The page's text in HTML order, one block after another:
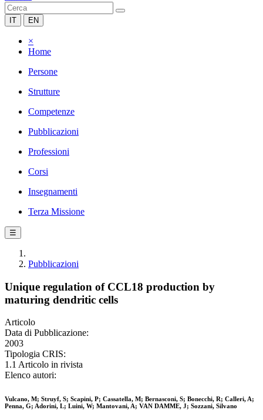
IT EN
×
Home
Persone
Strutture
Competenze
Pubblicazioni
Professioni
Corsi
Insegnamenti
Terza Missione
☰
Pubblicazioni
Unique regulation of CCL18 production by
maturing dendritic cells
Articolo
Data di Pubblicazione:
2003
Tipologia CRIS:
1.1 Articolo in rivista
Elenco autori:
Vulcano, M; Struyf, S; Scapini, P; Cassatella, M; Bernasconi, S; Bonecchi, R; Calleri, A;
Penna, G; Adorini, L; Luini, W; Mantovani, A; VAN DAMME, J; Sozzani, Silvano